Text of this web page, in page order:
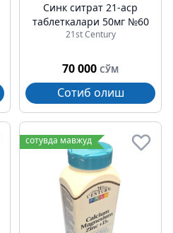
Синк ситрат 21-аср
таблеткалари 50мг №60
21st Century
70 000 СЎМ
Сотиб олиш
сотувда мавжуд